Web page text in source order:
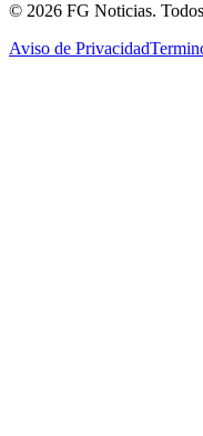
© 2026 FG Noticias.
Aviso de Privacidad